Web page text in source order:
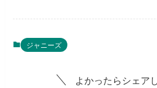
ジャニーズ
よかったらシェア